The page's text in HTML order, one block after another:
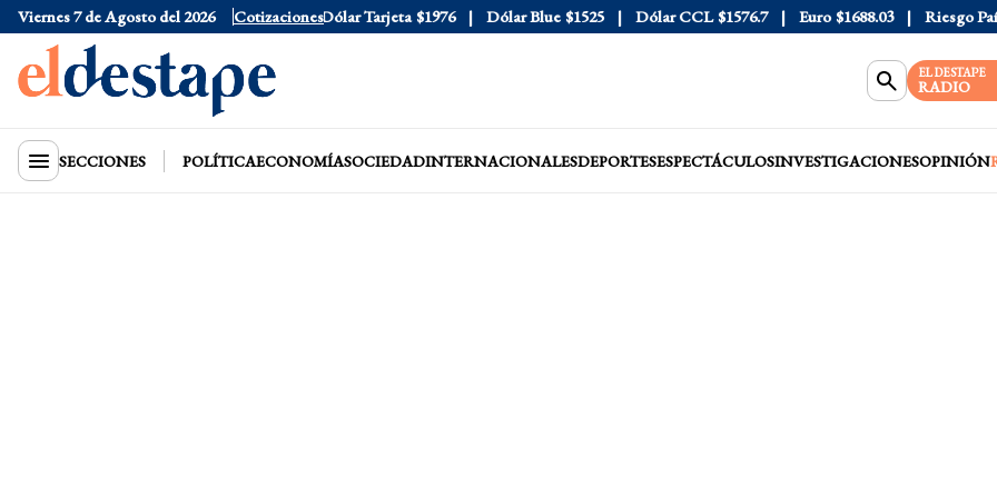
Viernes 7 de Agosto del 2026 Cotizaciones
Dólar Oficial $1520 Dólar Tarjeta $1976 Dólar Blue $1525 Dólar CCL $1576.7 Euro $1688.03 Riesgo País
EL DESTAPE
RADIO
SECCIONES POLÍTICAECONOMÍASOCIEDADINTERNACIONALESDEPORTESESPECTÁCULOSINVESTIGACIONESOPINIÓN